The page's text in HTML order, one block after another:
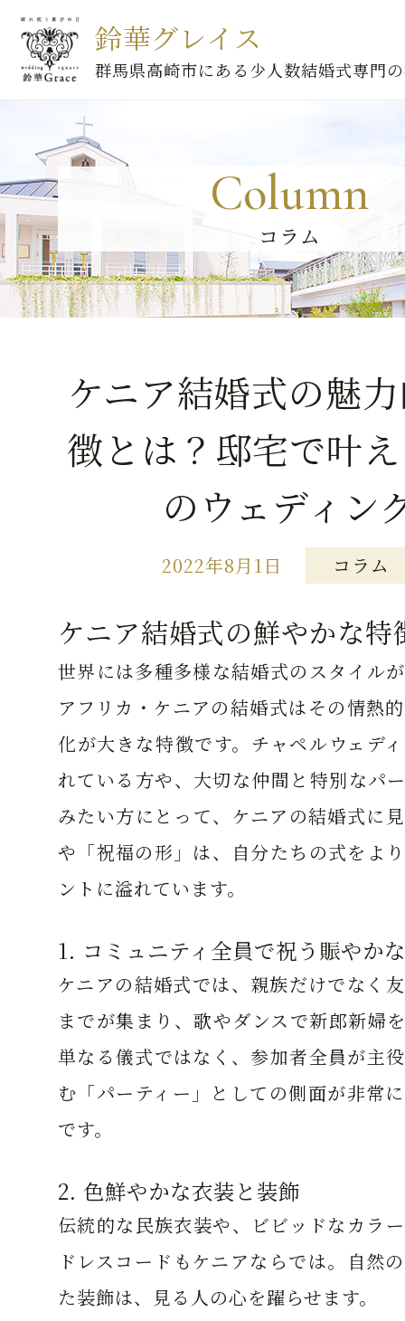
鈴華グレイス
群馬県高崎市にある少人数結婚式専門
Column
コラム
ケニア結婚式の魅
徴とは？邸宅で叶
のウェディン
2022年8月1日 コラム
ケニア結婚式の鮮やかな特
世界には多種多様な結婚式のスタイル
アフリカ・ケニアの結婚式はその情熱
化が大きな特徴です。チャペルウェデ
れている方や、大切な仲間と特別なパ
みたい方にとって、ケニアの結婚式に
や「祝福の形」は、自分たちの式をよ
ントに溢れています。
1. コミュニティ全員で祝う賑やか
ケニアの結婚式では、親族だけでなく
までが集まり、歌やダンスで新郎新婦
単なる儀式ではなく、参加者全員が主
む「パーティー」としての側面が非常
です。
2. 色鮮やかな衣装と装飾
伝統的な民族衣装や、ビビッドなカラ
ドレスコードもケニアならでは。自然
た装飾は、見る人の心を躍らせます。